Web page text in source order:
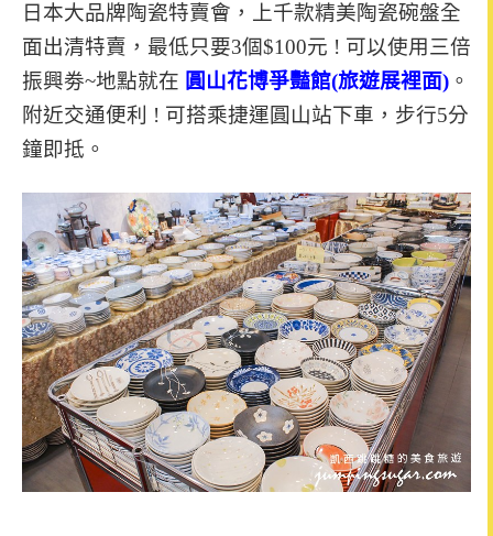
日本大品牌陶瓷特賣會，上千款精美陶瓷碗盤全
面出清特賣，最低只要3個$100元 ! 可以使用三倍
振興劵~地點就在 圓山花博爭豔館(旅遊展裡面) 。
附近交通便利 ! 可搭乘捷運圓山站下車，步行5分
鐘即抵。